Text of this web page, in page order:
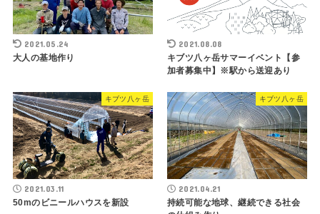
2021.05.24
大人の基地作り
2021.08.08
キブツ八ヶ岳サマーイベント【参
加者募集中】※駅から送迎あり
キブツ八ヶ岳
2021.03.11
50mのビニールハウスを新設
キブツ八ヶ岳
2021.04.21
持続可能な地球、継続できる社会